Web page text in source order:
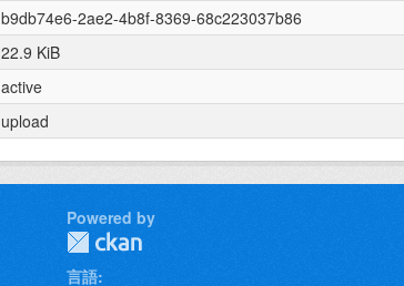
b9db74e6-2ae2-4b8f-8369-68c223037b86
22.9 KiB
active
upload
Powered by
言語